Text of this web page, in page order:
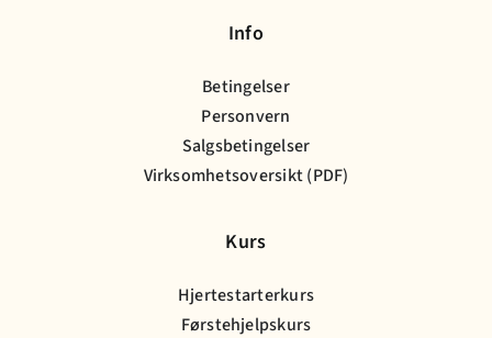
Info
Betingelser
Personvern
Salgsbetingelser
Virksomhetsoversikt (PDF)
Kurs
Hjertestarterkurs
Førstehjelpskurs